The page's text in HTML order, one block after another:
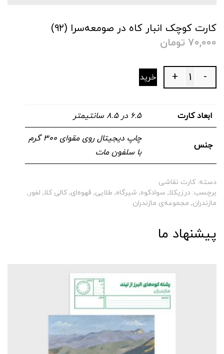
کارت کوچک انبار کاه در صومعه‌سرا (۹۲)
70,000 تومان
Quantity -
+ خرید
ابعاد کارت ۶.۵ در ۸.۵ سانتیمتر
جنس
چاپ دیجیتال روی مقوای ۳۰۰ گرم
با سلفون مات
دسته:کارت نقاشی
برچسب: درزیکلا, سوادکوه, شیرگاه, طلایی, قهوه‌ای,کالی کلا, لفور,
مازندران, مجموعه‌ی مازندران
پیشنهاد ما